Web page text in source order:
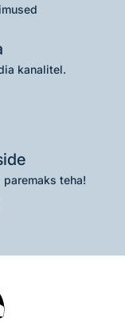
kanalitel.
teha!